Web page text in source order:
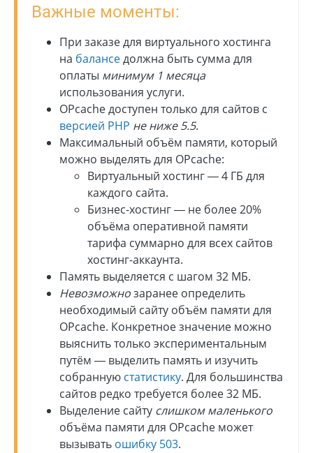
Важные моменты:
При заказе для виртуального хостинга
на баланседолжна быть сумма для
оплаты минимум 1 месяца
использования услуги.
OPcache доступен только для сайтов с
версией PHP не ниже 5.5.
Максимальный объём памяти, который
можно выделять для OPcache:
Виртуальный хостинг — 4 ГБ для
каждого сайта.
Бизнес-хостинг — не более 20%
объёма оперативной памяти
тарифа суммарно для всех сайтов
хостинг-аккаунта.
Память выделяется с шагом 32 МБ.
Невозможнозаранее определить
необходимый сайту объём памяти для
OPcache. Конкретное значение можно
выяснить только экспериментальным
путём — выделить память и изучить
собранную статистику. Для большинства
сайтов редко требуется более 32 МБ.
Выделение сайту слишком маленького
объёма памяти для OPcache может
вызывать ошибку 503.